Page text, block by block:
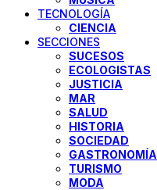
TECNOLOGÍA
CIENCIA
SECCIONES
SUCESOS
ECOLOGISTAS
JUSTICIA
MAR
SALUD
HISTORIA
SOCIEDAD
GASTRONOMÍA
TURISMO
MODA